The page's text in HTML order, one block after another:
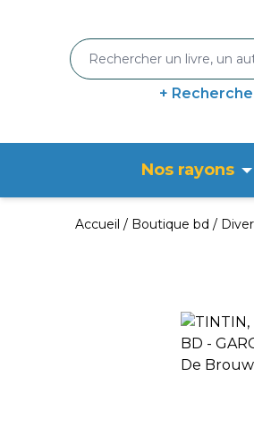
+
Nos rayons
Accueil Boutique bd